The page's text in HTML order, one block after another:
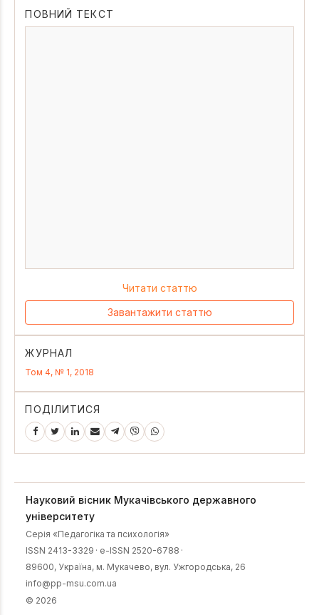
ПОВНИЙ ТЕКСТ
Читати статтю
Завантажити статтю
ЖУРНАЛ
Том 4, № 1, 2018
ПОДІЛИТИСЯ
Науковий вісник Мукачівського державного
університету
Серія «Педагогіка та психологія»
ISSN 2413-3329 · e-ISSN 2520-6788 ·
89600, Українa, м. Мукачево, вул. Ужгородська, 26
info@pp-msu.com.ua
© 2026